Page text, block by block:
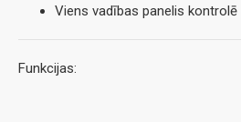
Viens vadības panelis
Funkcijas: